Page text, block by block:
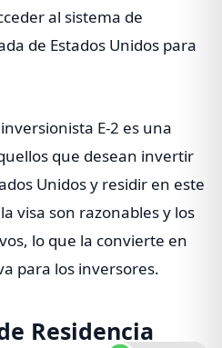
al sistema de
de Estados Unidos para
E-2 es una
que desean invertir
Unidos y residir en este
visa son razonables y los
lo que la convierte en
para los inversores.
Residencia